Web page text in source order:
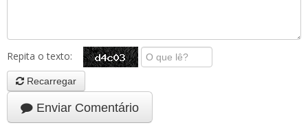
Repita o texto:
Recarregar
Enviar Comentário